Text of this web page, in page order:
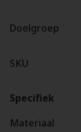
Doelgroep
SKU
Specifiek
Materiaal